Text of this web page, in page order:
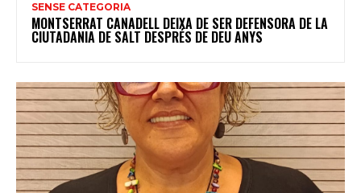
SENSE CATEGORIA
MONTSERRAT CANADELL DEIXA DE SER DEFENSORA DE LA
CIUTADANIA DE SALT DESPRÉS DE DEU ANYS